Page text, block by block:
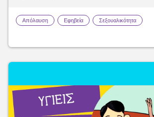
Απόλαυση Εφηβεία Σεξουαλικότητα